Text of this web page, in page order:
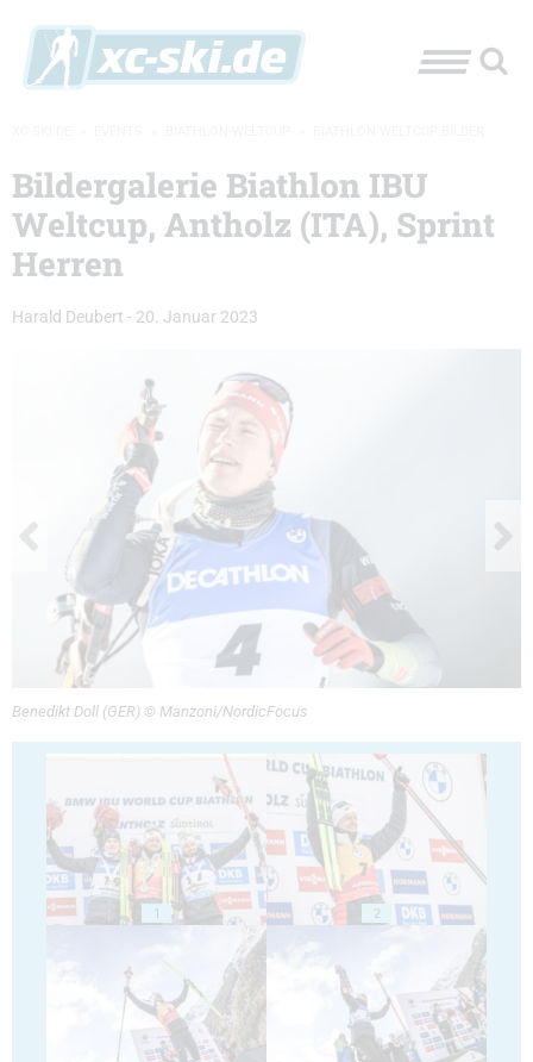
Bildergalerie Biathlon IBU
Weltcup, Antholz (ITA), Sprint
Herren
Harald Deubert - 20. Januar 2023
Benedikt Doll (GER) © Manzoni/NordicFocus
1 2